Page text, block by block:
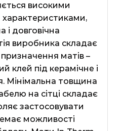
високими
характеристиками,
і довговічна
виробника складає
матів –
клей під керамічне і
Мінімальна товщина
на сітці складає
застосовувати
можливості